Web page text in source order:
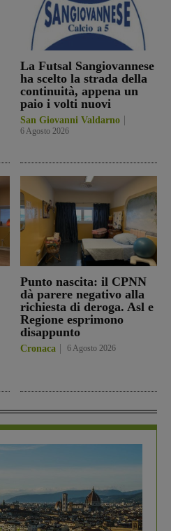
La Futsal Sangiovannese
ha scelto la strada della
continuità, appena un
paio i volti nuovi
San Giovanni Valdarno
6 Agosto 2026
Punto nascita: il CPNN
dà parere negativo alla
richiesta di deroga. Asl e
Regione esprimono
disappunto
Cronaca 6 Agosto 2026